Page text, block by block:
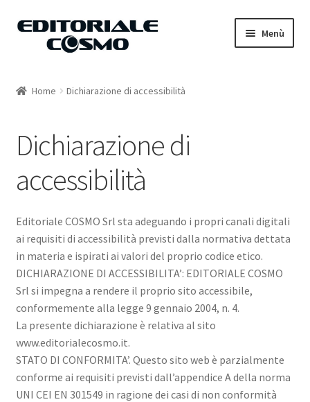
Vai
Vai
Menù
Carrello
Il mio account
Home Dichiarazione di accessibilità
Dichiarazione di
accessibilità
Editoriale COSMO Srl sta adeguando i propri canali digitali
ai requisiti di accessibilità previsti dalla normativa dettata
in materia e ispirati ai valori del proprio codice etico.
DICHIARAZIONE DI ACCESSIBILITA’: EDITORIALE COSMO
Srl si impegna a rendere il proprio sito accessibile,
conformemente alla legge 9 gennaio 2004, n. 4.
La presente dichiarazione è relativa al sito
www.editorialecosmo.it.
STATO DI CONFORMITA’. Questo sito web è parzialmente
conforme ai requisiti previsti dall’appendice A della norma
UNI CEI EN 301549 in ragione dei casi di non conformità